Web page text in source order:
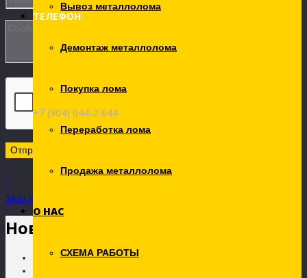
ТЕЛЕФОН
+7 (904) 644-2-644
Вывоз металлолома
Демонтаж металлолома
Покупка лома
Переработка лома
Продажа металлолома
О НАС
СХЕМА РАБОТЫ
Skip to Content
Новости
Главная